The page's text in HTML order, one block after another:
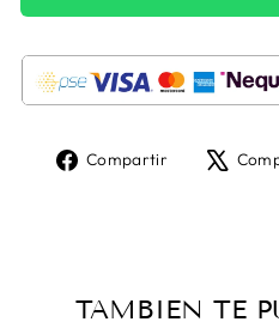
Compartir
Compartir
TAMBIEN TE